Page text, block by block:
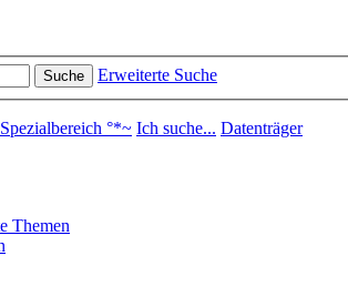
Suche Erweiterte Suche
°*~ Ich suche... Datenträger
Themen